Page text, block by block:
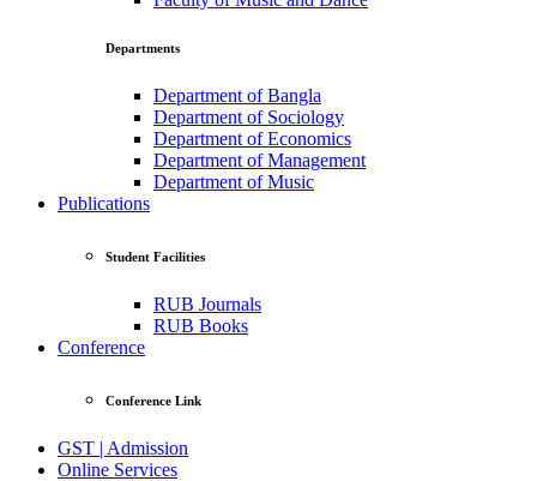
Departments
Department of Bangla
Department of Sociology
Department of Economics
Department of Management
Department of Music
Publications
Student Facilities
RUB Journals
RUB Books
Conference
Conference Link
GST | Admission
Online Services